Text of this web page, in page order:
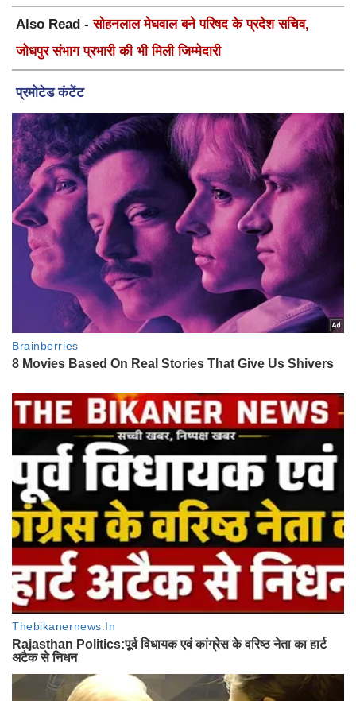
Also Read -सोहनलाल मेघवाल बने परिषद के प्रदेश सचिव,
जोधपुर संभाग प्रभारी की भी मिली जिम्मेदारी